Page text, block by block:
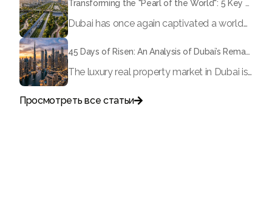
Dubai has once again captivated a worldwide target audience with several groundbreaking mega-works that redefine the boundaries of engineering, sustainability and urban living. As we progress to May 2026, these ventures are evolving from bold ideas into concrete realities, cementing Dubai’s role as a worldwide leader in innovation and smart metropolitan development. From the depths of the ocean to the heights of the skyline, here's a complete examination of 5 massive projects that could currently make the emirate work again.
45 Days of Risen: An Analysis of Dubai’s Remarkable Growth in Ultra-Luxury Real Estate
The luxury real property market in Dubai is experiencing a remarkable upward push, strengthening its position as the leading worldwide hub for high-internet value investors. By the end of April 2026, the market has proven formidable resilience and growth, fueled by a blend of world-class infrastructure, strategic financial policies and a remarkable way of life worldwide Presented below is a complete analysis of the contemporary state of the ultra-luxury sector in Dubai, and the number one factors contributing to this historic momentum.
Просмотреть все статьи